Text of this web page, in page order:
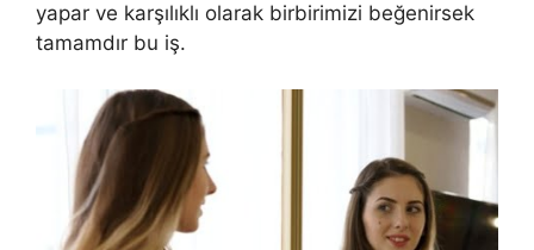
yapar ve karşılıklı olarak birbirimizi beğenirsek
tamamdır bu iş.